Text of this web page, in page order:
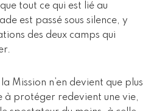
tout ce qui est lié au
est passé sous silence, y
des deux camps qui
Mission n’en devient que plus
à protéger redevient une vie,